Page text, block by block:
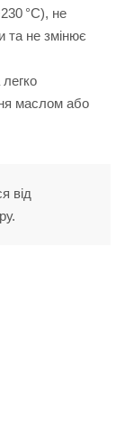
°C), не
та не змінює
легко
маслом або
від